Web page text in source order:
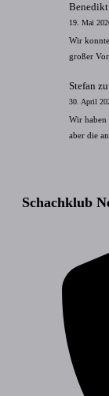
Benedikt
19. Mai
Wir
großer
Stefan zu
30. April
Wir haben
aber die
Schachklub